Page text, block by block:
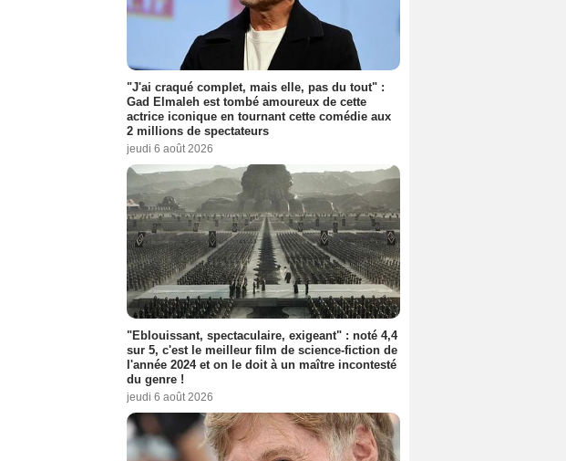
"J'ai craqué complet, mais elle, pas du tout" :
Gad Elmaleh est tombé amoureux de cette
actrice iconique en tournant cette comédie aux
2 millions de spectateurs
jeudi 6 août 2026
"Eblouissant, spectaculaire, exigeant" : noté 4,4
sur 5, c'est le meilleur film de science-fiction de
l'année 2024 et on le doit à un maître incontesté
du genre !
jeudi 6 août 2026